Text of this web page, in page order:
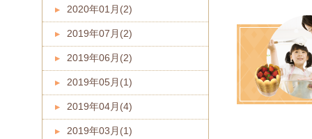
2020年01月(2)
2019年07月(2)
2019年06月(2)
2019年05月(1)
2019年04月(4)
2019年03月(1)